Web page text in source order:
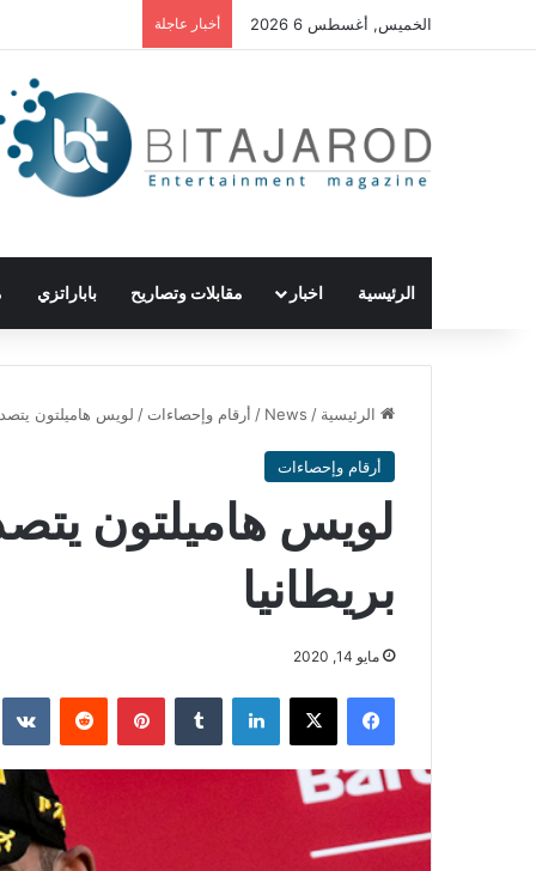
الخميس, أغسطس 6 2026 أخبار عاجلة
الرئيسية اخبار مقابلات وتصاريح باباراتزي
الرئيسية /
News
/ أرقام وإحصاءات / لويس هاميلتون
أرقام وإحصاءات
لويس هاميلتون
بريطانيا
مايو 14, 2020
فيسبوك ‫X لينكدإن بينتيريست